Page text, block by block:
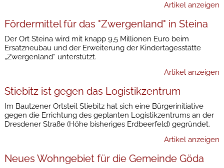
Artikel anzeigen
Fördermittel für das "Zwergenland" in Steina
Der Ort Steina wird mit knapp 9,5 Millionen Euro beim
Ersatzneubau und der Erweiterung der Kindertagesstätte
„Zwergenland“ unterstützt.
Artikel anzeigen
Stiebitz ist gegen das Logistikzentrum
Im Bautzener Ortsteil Stiebitz hat sich eine Bürgerinitiative
gegen die Errichtung des geplanten Logistikzentrums an der
Dresdener Straße (Höhe bisheriges Erdbeerfeld) gegründet.
Artikel anzeigen
Neues Wohngebiet für die Gemeinde Göda